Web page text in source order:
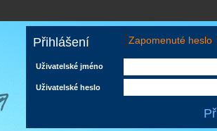
Přihlášení Zapomenuté heslo
Uživatelské jméno
Uživatelské heslo